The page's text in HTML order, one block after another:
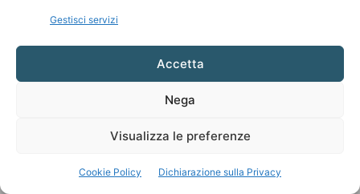
Gestisci servizi
Accetta
Nega
Visualizza le preferenze
Cookie Policy Dichiarazione sulla Privacy